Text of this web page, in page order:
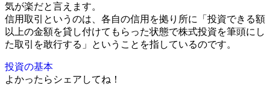
気が楽だと言えます。
信用取引というのは、各自の信用を拠り所に「投資できる額
以上の金額を貸し付けてもらった状態で株式投資を筆頭にし
た取引を敢行する」ということを指しているのです。
投資の基本
よかったらシェアしてね！